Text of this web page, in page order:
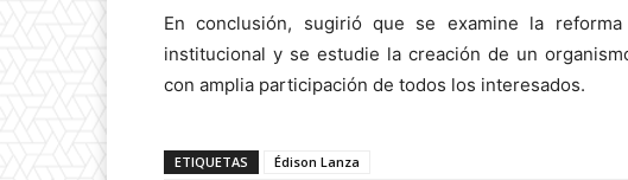
En conclusión, sugirió que se examine la
institucional y se estudie la creación de un
con amplia participación de todos los interesados.
ETIQUETAS
Édison Lanza